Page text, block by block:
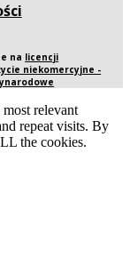
na licencji
niekomercyjne -
relevant
repeat visits. By
the cookies.